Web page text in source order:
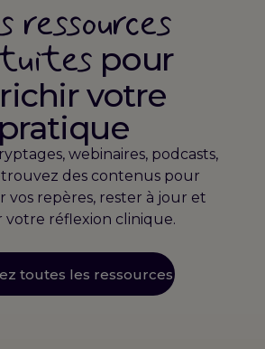
ressources
pour
votre
pratique
webinaires, podcasts,
des contenus pour
vos repères, rester à jour et
votre réflexion clinique.
toutes les ressources